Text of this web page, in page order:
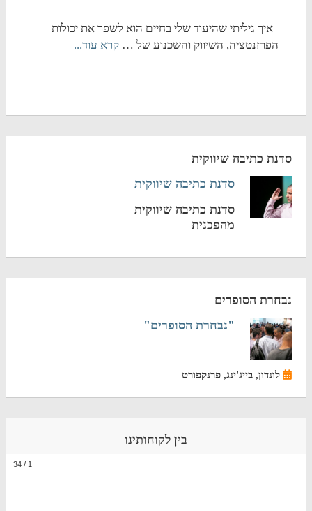
איך גיליתי שהיעוד שלי בחיים הוא לשפר את יכולות
הפרזנטציה, השיווק והשכנוע של … קרא עוד...
סדנת כתיבה שיווקית
סדנת כתיבה שיווקית
סדנת כתיבה שיווקית
מהפכנית
נבחרת הסופרים
"נבחרת הסופרים"
לונדון, בייג'ינג, פרנקפורט
בין לקוחותינו
1
/
34